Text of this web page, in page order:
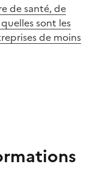
de santé, de
sont les
de moins